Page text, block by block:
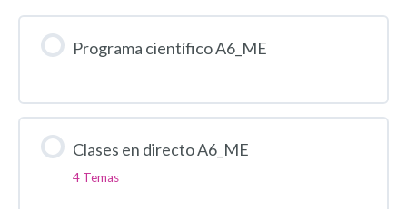
Programa científico A6_ME
Clases en directo A6_ME
4 Temas